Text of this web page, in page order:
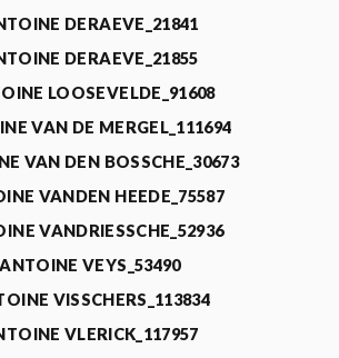
DERAEVE_21841
DERAEVE_21855
LOOSEVELDE_91608
VAN DE MERGEL_111694
VAN DEN BOSSCHE_30673
VANDEN HEEDE_75587
VANDRIESSCHE_52936
ANTOINE VEYS_53490
VISSCHERS_113834
VLERICK_117957